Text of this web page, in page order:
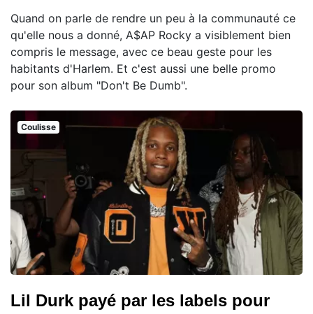
Quand on parle de rendre un peu à la communauté ce
qu'elle nous a donné, A$AP Rocky a visiblement bien
compris le message, avec ce beau geste pour les
habitants d'Harlem. Et c'est aussi une belle promo
pour son album "Don't Be Dumb".
Coulisse
Lil Durk payé par les labels pour